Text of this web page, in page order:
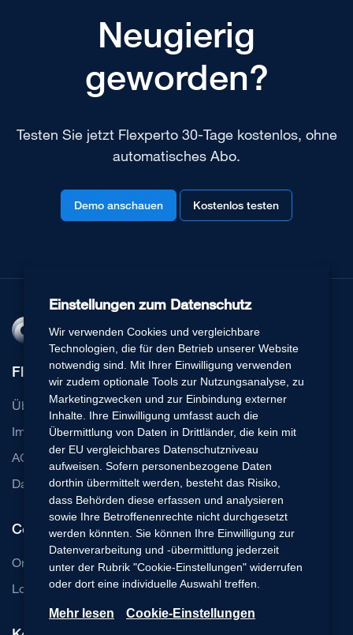
Neugierig
geworden?
Testen Sie jetzt Flexperto 30-Tage kostenlos, ohne
automatisches Abo.
Demo anschauen Kostenlos testen
Flexperto
Über uns
Impressum
AGB
Datenschutz
Communication Cloud
Online Beratung Software
Login Basic-Edition
Einstellungen zum Datenschutz
Wir verwenden Cookies und vergleichbare
Technologien, die für den Betrieb unserer Website
notwendig sind. Mit Ihrer Einwilligung verwenden
wir zudem optionale Tools zur Nutzungsanalyse, zu
Marketingzwecken und zur Einbindung externer
Inhalte. Ihre Einwilligung umfasst auch die
Übermittlung von Daten in Drittländer, die kein mit
der EU vergleichbares Datenschutzniveau
aufweisen. Sofern personenbezogene Daten
dorthin übermittelt werden, besteht das Risiko,
dass Behörden diese erfassen und analysieren
sowie Ihre Betroffenenrechte nicht durchgesetzt
werden könnten. Sie können Ihre Einwilligung zur
Datenverarbeitung und -übermittlung jederzeit
unter der Rubrik "Cookie-Einstellungen" widerrufen
oder dort eine individuelle Auswahl treffen.
Mehr lesen Cookie-Einstellungen